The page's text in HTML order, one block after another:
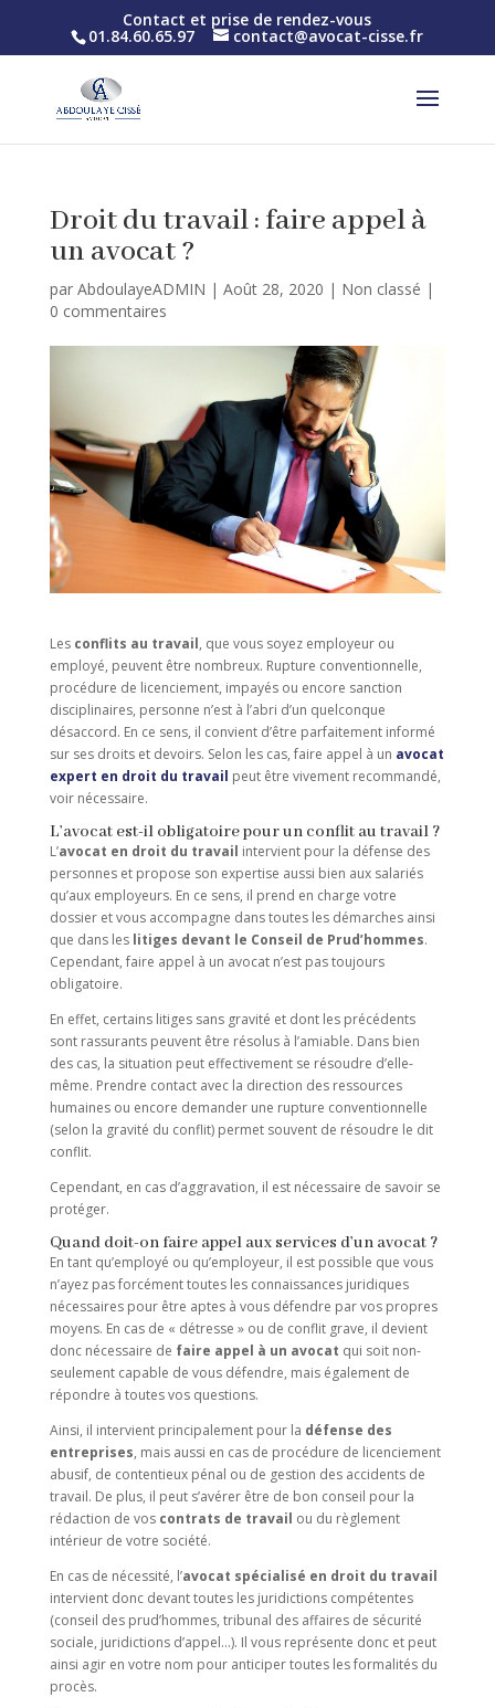
Contact et prise de rendez-vous
01.84.60.65.97 contact@avocat-cisse.fr
Droit du travail : faire appel à
un avocat ?
par AbdoulayeADMIN | Août 28, 2020 | Non classé |
0 commentaires
Les conflits au travail, que vous soyez employeur ou
employé, peuvent être nombreux. Rupture conventionnelle,
procédure de licenciement, impayés ou encore sanction
disciplinaires, personne n’est à l’abri d’un quelconque
désaccord. En ce sens, il convient d’être parfaitement informé
sur ses droits et devoirs. Selon les cas, faire appel à un avocat
expert en droit du travail peut être vivement recommandé,
voir nécessaire.
L’avocat est-il obligatoire pour un conflit au travail ?
L’avocat en droit du travail intervient pour la défense des
personnes et propose son expertise aussi bien aux salariés
qu’aux employeurs. En ce sens, il prend en charge votre
dossier et vous accompagne dans toutes les démarches ainsi
que dans les litiges devant le Conseil de Prud’hommes.
Cependant, faire appel à un avocat n’est pas toujours
obligatoire.
En effet, certains litiges sans gravité et dont les précédents
sont rassurants peuvent être résolus à l’amiable. Dans bien
des cas, la situation peut effectivement se résoudre d’elle-
même. Prendre contact avec la direction des ressources
humaines ou encore demander une rupture conventionnelle
(selon la gravité du conflit) permet souvent de résoudre le dit
conflit.
Cependant, en cas d’aggravation, il est nécessaire de savoir se
protéger.
Quand doit-on faire appel aux services d’un avocat ?
En tant qu’employé ou qu’employeur, il est possible que vous
n’ayez pas forcément toutes les connaissances juridiques
nécessaires pour être aptes à vous défendre par vos propres
moyens. En cas de « détresse » ou de conflit grave, il devient
donc nécessaire de faire appel à un avocat qui soit non-
seulement capable de vous défendre, mais également de
répondre à toutes vos questions.
Ainsi, il intervient principalement pour la défense des
entreprises, mais aussi en cas de procédure de licenciement
abusif, de contentieux pénal ou de gestion des accidents de
travail. De plus, il peut s’avérer être de bon conseil pour la
rédaction de vos contrats de travail ou du règlement
intérieur de votre société.
En cas de nécessité, l’avocat spécialisé en droit du travail
intervient donc devant toutes les juridictions compétentes
(conseil des prud’hommes, tribunal des affaires de sécurité
sociale, juridictions d’appel…). Il vous représente donc et peut
ainsi agir en votre nom pour anticiper toutes les formalités du
procès.